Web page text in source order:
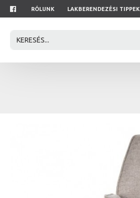
RÓLUNK LAKBERENDEZÉSI TIPPEK